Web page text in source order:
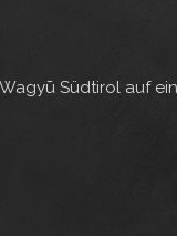
Südtirol auf